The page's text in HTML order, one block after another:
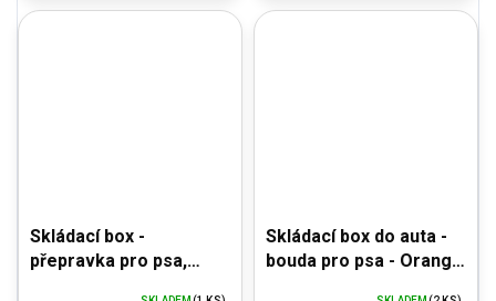
Skládací box -
přepravka pro psa,
Skládací box do auta -
bouda pro psa - Orange